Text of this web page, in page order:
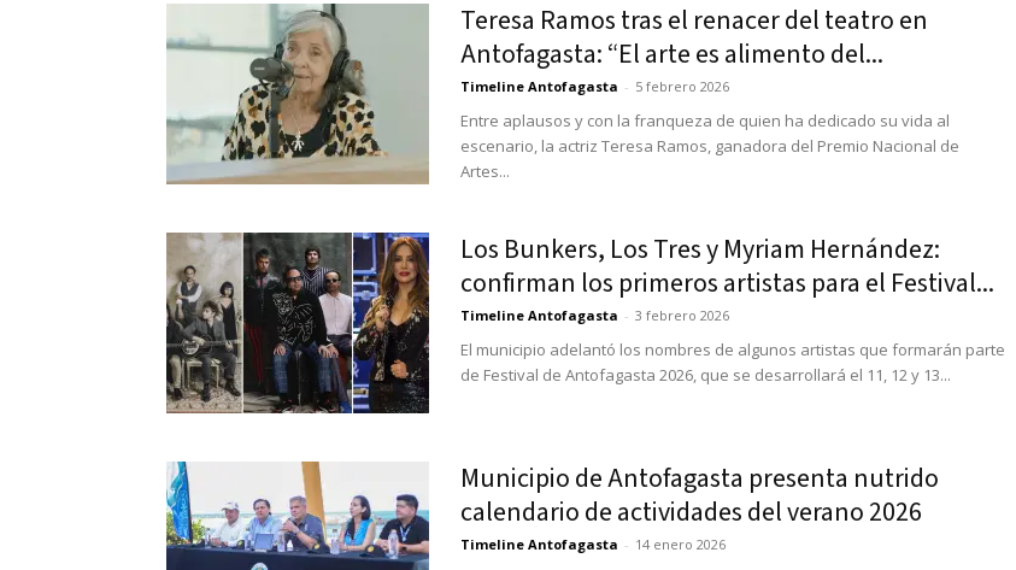
Teresa Ramos tras el renacer del teatro en
Antofagasta: “El arte es alimento del...
Timeline Antofagasta - 5 febrero 2026
Entre aplausos y con la franqueza de quien ha dedicado su vida al
escenario, la actriz Teresa Ramos, ganadora del Premio Nacional de
Artes...
Los Bunkers, Los Tres y Myriam Hernández:
confirman los primeros artistas para el Festival...
Timeline Antofagasta - 3 febrero 2026
El municipio adelantó los nombres de algunos artistas que formarán parte
de Festival de Antofagasta 2026, que se desarrollará el 11, 12 y 13...
Municipio de Antofagasta presenta nutrido
calendario de actividades del verano 2026
Timeline Antofagasta - 14 enero 2026